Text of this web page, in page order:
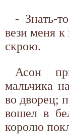
- Знать-
вези меня
скрою.
Асон
мальчика
во дворец;
вошел в
королю